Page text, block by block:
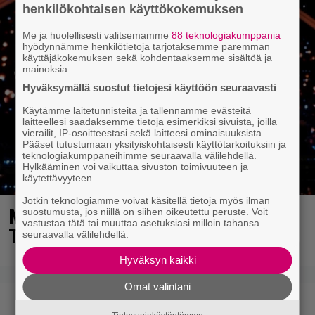
MTV: He ovat uudet Tanssii
Tähtien Kanssa -kilpailijat!
henkilökohtaisen käyttökokemuksen
Me ja huolellisesti valitsemamme88 teknologiakumppania
hyödynnämme henkilötietoja tarjotaksemme paremman
käyttäjäkokemuksen sekä kohdentaaksemme sisältöä ja
mainoksia.
Hyväksymällä suostut tietojesi käyttöön seuraavasti
Käytämme laitetunnisteita ja tallennamme evästeitä
laitteellesi saadaksemme tietoja esimerkiksi sivuista, joilla
vierailit, IP-osoitteestasi sekä laitteesi ominaisuuksista.
Pääset tutustumaan yksityiskohtaisesti käyttötarkoituksiin ja
teknologiakumppaneihimme seuraavalla välilehdellä.
Hylkääminen voi vaikuttaa sivuston toimivuuteen ja
käytettävyyteen.
Jotkin teknologiamme voivat käsitellä tietoja myös ilman
suostumusta, jos niillä on siihen oikeutettu peruste. Voit
vastustaa tätä tai muuttaa asetuksiasi milloin tahansa
seuraavalla välilehdellä.
Hyväksyn kaikki
Omat valintani